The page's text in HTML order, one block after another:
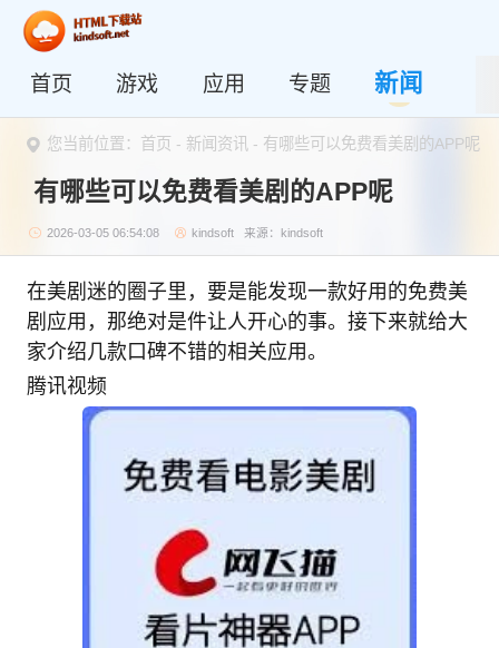
首页 游戏 应用 专题 新闻
您当前位置： 首页 - 新闻资讯 - 有哪些可以免费看美剧的APP呢
有哪些可以免费看美剧的APP呢
2026-03-05 06:54:08 kindsoft来源：kindsoft
在美剧迷的圈子里，要是能发现一款好用的免费美
剧应用，那绝对是件让人开心的事。接下来就给大
家介绍几款口碑不错的相关应用。
腾讯视频